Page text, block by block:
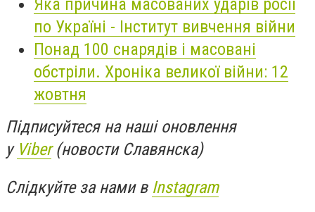
Яка причина масованих ударів росії
по Україні - Інститут вивчення війни
Понад 100 снарядів і масовані
обстріли. Хроніка великої війни: 12
жовтня
Підписуйтеся на наші оновлення
у Viber(новости Славянска)
Слідкуйте за нами в Instagram